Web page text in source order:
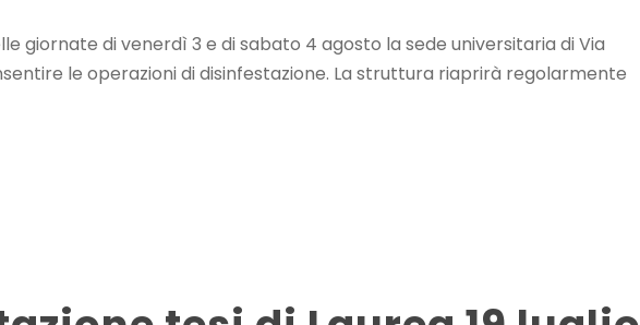
giornate di venerdì 3 e di sabato 4 agosto la sede universitaria di Via
le operazioni di disinfestazione. La struttura riaprirà regolarmente